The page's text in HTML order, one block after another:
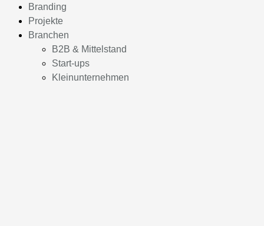
Branding
Projekte
Branchen
B2B & Mittelstand
Start-ups
Kleinunternehmen